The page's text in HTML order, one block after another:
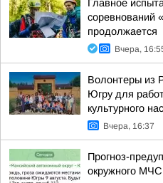
Главное
соревнований
продолжается
Вчера,
Волонтеры из
Югру для
культурного
Вчера, 16:37
Прогноз-
окружного